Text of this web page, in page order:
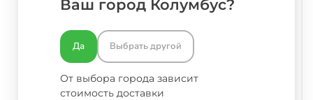
упаковку
для
транспортировки
цветов?
Заполните
Ваш город Колумбус?
Да Выбрать другой
От выбора города зависит
стоимость доставки